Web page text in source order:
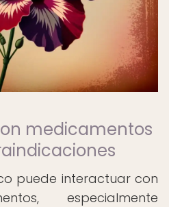
medicamentos
puede interactuar con
especialmente